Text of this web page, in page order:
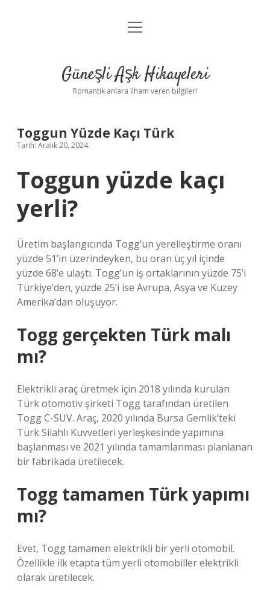
Anasayfa
Yasal Uyarı
menüyü
Güneşli Aşk Hikayeleri
Romantik anlara ilham veren bilgiler!
Toggun Yüzde Kaçı Türk
Tarih: Aralık 20, 2024
Toggun yüzde kaçı
yerli?
Üretim başlangıcında Togg’un yerelleştirme oranı
yüzde 51’in üzerindeyken, bu oran üç yıl içinde
yüzde 68’e ulaştı. Togg’un iş ortaklarının yüzde 75’i
Türkiye’den, yüzde 25’i ise Avrupa, Asya ve Kuzey
Amerika’dan oluşuyor.
Togg gerçekten Türk malı
mı?
Elektrikli araç üretmek için 2018 yılında kurulan
Türk otomotiv şirketi Togg tarafından üretilen
Togg C-SUV. Araç, 2020 yılında Bursa Gemlik’teki
Türk Silahlı Kuvvetleri yerleşkesinde yapımına
başlanması ve 2021 yılında tamamlanması planlanan
bir fabrikada üretilecek.
Togg tamamen Türk yapımı
mı?
Evet, Togg tamamen elektrikli bir yerli otomobil.
Özellikle ilk etapta tüm yerli otomobiller elektrikli
olarak üretilecek.